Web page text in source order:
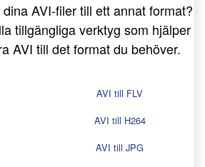
AVI-filer till ett annat format?
tillgängliga verktyg som hjälper
AVI till det format du behöver.
AVI till FLV
AVI till H264
AVI till JPG